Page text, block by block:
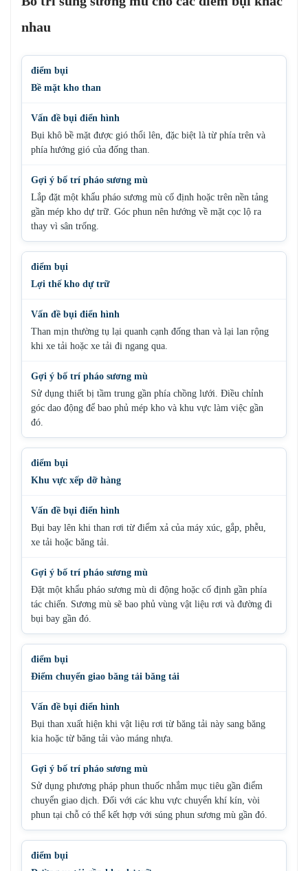
nhau
Bề mặt kho than
Bụi khô bề mặt được gió thổi lên, đặc biệt là từ phía trên và
phía hướng gió của đống than.
Lắp đặt một khẩu pháo sương mù cố định hoặc trên nền tảng
gần mép kho dự trữ. Góc phun nên hướng về mặt cọc lộ ra
thay vì sân trống.
Lợi thế kho dự trữ
Than mịn thường tụ lại quanh cạnh đống than và lại lan rộng
khi xe tải hoặc xe tải đi ngang qua.
Sử dụng thiết bị tầm trung gần phía chồng lưới. Điều chỉnh
góc dao động để bao phủ mép kho và khu vực làm việc gần
đó.
Khu vực xếp dỡ hàng
Bụi bay lên khi than rơi từ điểm xả của máy xúc, gắp, phễu,
xe tải hoặc băng tải.
Đặt một khẩu pháo sương mù di động hoặc cố định gần phía
tác chiến. Sương mù sẽ bao phủ vùng vật liệu rơi và đường đi
bụi bay gần đó.
Điểm chuyển giao băng tải băng tải
Bụi than xuất hiện khi vật liệu rơi từ băng tải này sang băng
kia hoặc từ băng tải vào máng nhựa.
Sử dụng phương pháp phun thuốc nhắm mục tiêu gần điểm
chuyển giao dịch. Đối với các khu vực chuyển khí kín, vòi
phun tại chỗ có thể kết hợp với súng phun sương mù gần đó.